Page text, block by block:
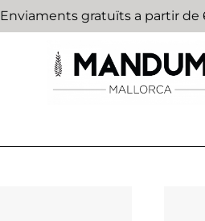
Enviaments gratuïts a partir de